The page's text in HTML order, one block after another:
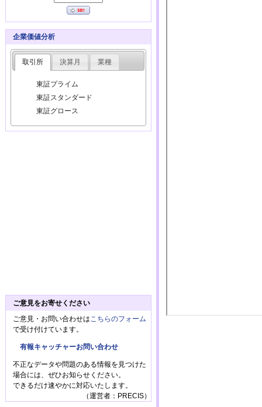
企業価値分析
取引所 決算月 業種
東証プライム
東証スタンダード
東証グロース
ご意見をお寄せください
ご意見・お問い合わせは こちらのフォーム
で受け付けています。
有報キャッチャーお問い合わせ
不正なデータや問題のある情報を見つけた
場合には、ぜひお知らせください。
できるだけ速やかに対応いたします。
（運営者：PRECIS）